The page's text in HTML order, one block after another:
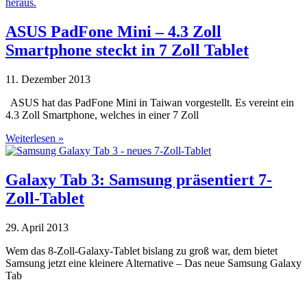
ASUS PadFone Mini – 4.3 Zoll
Smartphone steckt in 7 Zoll Tablet
11. Dezember 2013
ASUS hat das PadFone Mini in Taiwan vorgestellt. Es vereint ein
4.3 Zoll Smartphone, welches in einer 7 Zoll
Weiterlesen »
Galaxy Tab 3: Samsung präsentiert 7-
Zoll-Tablet
29. April 2013
Wem das 8-Zoll-Galaxy-Tablet bislang zu groß war, dem bietet
Samsung jetzt eine kleinere Alternative – Das neue Samsung Galaxy
Tab